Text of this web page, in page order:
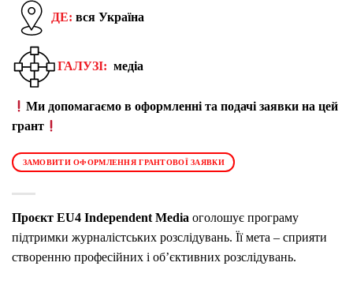
ДЕ: вся Україна
ГАЛУЗІ: медіа
Ми допомагаємо в оформленні та подачі заявки на цей
грант
ЗАМОВИТИ ОФОРМЛЕННЯ ГРАНТОВОЇ ЗАЯВКИ
Проєкт EU4 Independent Media оголошує програму
підтримки журналістських розслідувань. Її мета – сприяти
створенню професійних і об’єктивних розслідувань.